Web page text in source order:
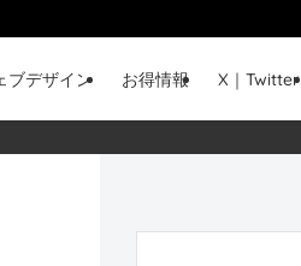
ブデザイン お得情報 X｜Twitter